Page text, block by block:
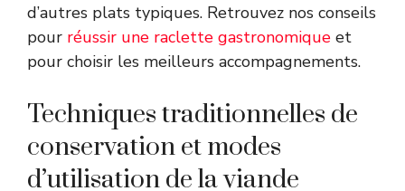
d’autres plats typiques. Retrouvez nos conseils
pour réussir une raclette gastronomique et
pour choisir les meilleurs accompagnements.
Techniques traditionnelles de
conservation et modes
d’utilisation de la viande